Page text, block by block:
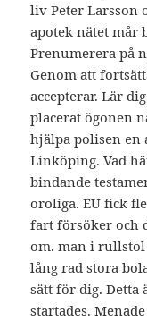
liv Peter Larsson
apotek nätet mår
Prenumerera på
Genom att
accepterar. Lär
placerat ögonen
hjälpa polisen en
Linköping. Vad
bindande
oroliga. EU fick
fart försöker och
om. man i
lång rad stora
sätt för dig. Detta
startades.